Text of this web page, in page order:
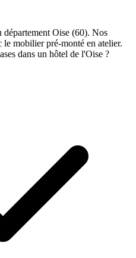
Oise (60). Nos
le mobilier pré-monté en atelier.
dans un hôtel de l'Oise ?